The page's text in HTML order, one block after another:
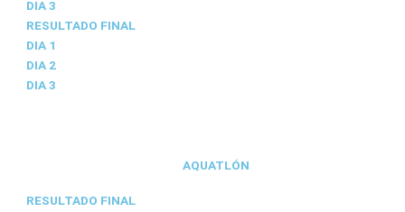
DIA 3
RESULTADO FINAL
DIA 1
DIA 2
DIA 3
AQUATLÓN
RESULTADO FINAL